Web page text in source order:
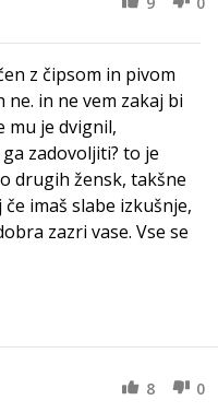
z čipsom in pivom
in ne vem zakaj bi
mu je dvignil,
zadovoljiti? to je
drugih žensk, takšne
imaš slabe izkušnje,
zazri vase. Vse se
8 0